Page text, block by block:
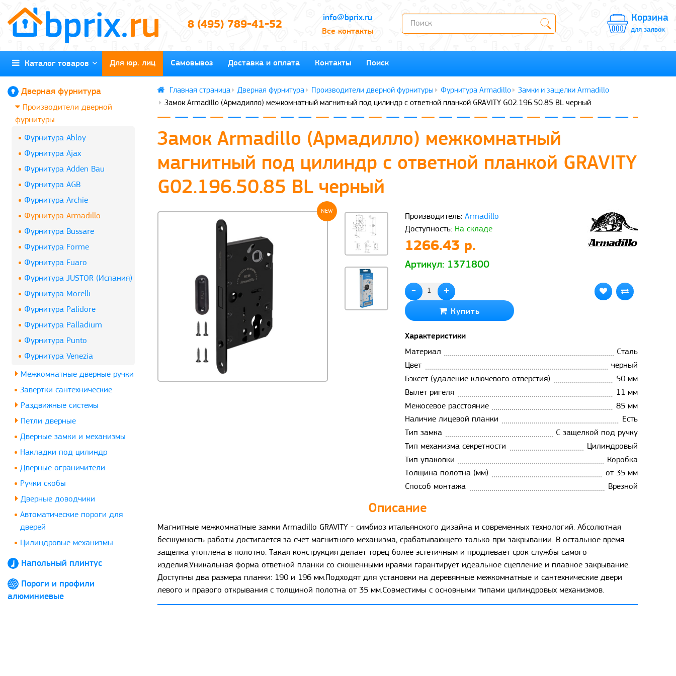
8 (495) 789-41-52
info@bprix.ru
Все контакты
Корзина
для заявок
Каталог товаров Для юр. лиц Самовывоз Доставка и оплата Контакты Поиск
Дверная фурнитура
Производители дверной
фурнитуры
Фурнитура Abloy
Фурнитура Ajax
Фурнитура Adden Bau
Фурнитура AGB
Фурнитура Archie
Фурнитура Armadillo
Фурнитура Bussare
Фурнитура Forme
Фурнитура Fuaro
Фурнитура JUSTOR (Испания)
Фурнитура Morelli
Фурнитура Palidore
Фурнитура Palladium
Фурнитура Punto
Фурнитура Venezia
Межкомнатные дверные ручки
Завертки сантехнические
Раздвижные системы
Петли дверные
Дверные замки и механизмы
Накладки под цилиндр
Дверные ограничители
Ручки скобы
Дверные доводчики
Автоматические пороги для
дверей
Цилиндровые механизмы
Напольный плинтус
Пороги и профили
алюминиевые
Дверная фурнитура Производители дверной фурнитуры Фурнитура Armadillo
Замки и защелки Armadillo
Замок Armadillo (Армадилло) межкомнатный магнитный под цилиндр с ответной планкой GRAVITY G02.196.50.85 BL черный
Замок Armadillo (Армадилло) межкомнатный
магнитный под цилиндр с ответной планкой GRAVITY
G02.196.50.85 BL черный
NEW
Производитель: Armadillo
Доступность: На складе
1266.43 р.
Артикул: 1371800
- +
Купить
Характеристики
Материал
Сталь
Цвет
черный
Бэксет (удаление ключевого отверстия)
50 мм
Вылет ригеля
11 мм
Межосевое расстояние
85 мм
Наличие лицевой планки
Есть
Тип замка
С защелкой под ручку
Тип механизма секретности
Цилиндровый
Тип упаковки
Коробка
Толщина полотна (мм)
от 35 мм
Способ монтажа
Врезной
Описание
Магнитные межкомнатные замки Armadillo GRAVITY - симбиоз итальянского дизайна и современных технологий. Абсолютная
бесшумность работы достигается за счет магнитного механизма, срабатывающего только при закрывании. В остальное время
защелка утоплена в полотно. Такая конструкция делает торец более эстетичным и продлевает срок службы самого
изделия.Уникальная форма ответной планки со скошенными краями гарантирует идеальное сцепление и плавное закрывание.
Доступны два размера планки: 190 и 196 мм.Подходят для установки на деревянные межкомнатные и сантехнические двери
левого и правого открывания с толщиной полотна от 35 мм.Совместимы с основными типами цилиндровых механизмов.